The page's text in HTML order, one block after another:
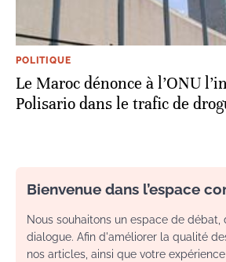
POLITIQUE
Le Maroc dénonce à l’ONU
Polisario dans le trafic de
Bienvenue dans l’espace
Nous souhaitons un espace de débat,
dialogue. Afin d'améliorer la qualité
nos articles, ainsi que votre